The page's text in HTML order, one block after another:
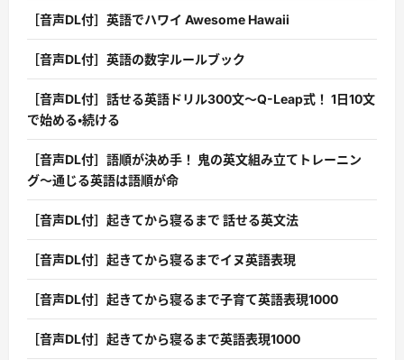
［音声DL付］英語でハワイ Awesome Hawaii
［音声DL付］英語の数字ルールブック
［音声DL付］話せる英語ドリル300文〜Q-Leap式！ 1日10文
で始める・続ける
［音声DL付］語順が決め手！ 鬼の英文組み立てトレーニン
グ〜通じる英語は語順が命
［音声DL付］起きてから寝るまで 話せる英文法
［音声DL付］起きてから寝るまでイヌ英語表現
［音声DL付］起きてから寝るまで子育て英語表現1000
［音声DL付］起きてから寝るまで英語表現1000